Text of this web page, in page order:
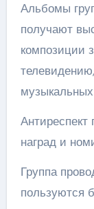
Альбомы
получают
композиции
наград и
Группа
пользуются